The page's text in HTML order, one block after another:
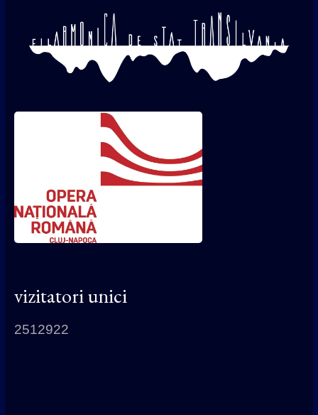
vizitatori unici
2512922